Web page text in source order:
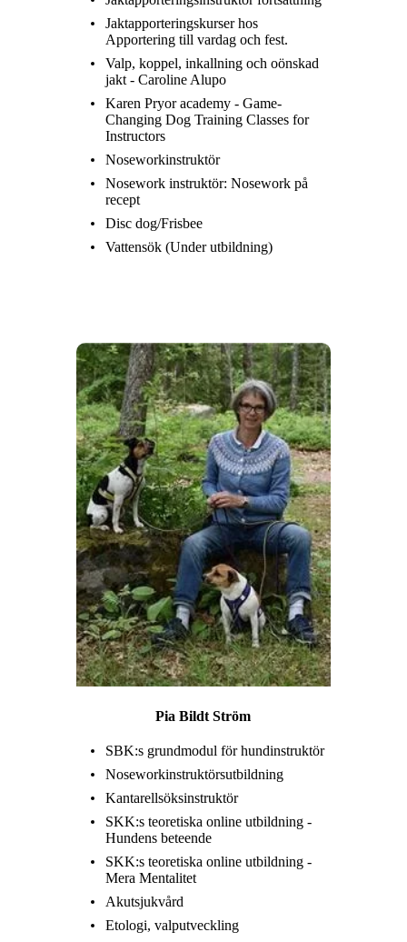
Jaktapporteringskurser hos
Apportering till vardag och fest.
Valp, koppel, inkallning och oönskad
jakt - Caroline Alupo
Karen Pryor academy - Game-
Changing Dog Training Classes for
Instructors
Noseworkinstruktör
Nosework instruktör: Nosework på
recept
Disc dog/Frisbee
Vattensök (Under utbildning)
Pia Bildt Ström
SBK:s grundmodul för hundinstruktör
Noseworkinstruktörsutbildning
Kantarellsöksinstruktör
SKK:s teoretiska online utbildning -
Hundens beteende
SKK:s teoretiska online utbildning -
Mera Mentalitet
Akutsjukvård
Etologi, valputveckling